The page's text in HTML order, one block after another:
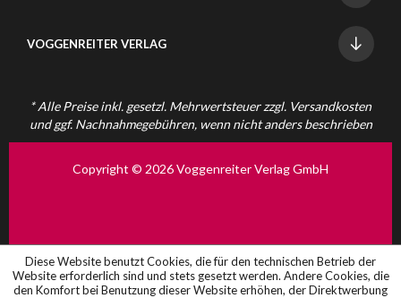
VOGGENREITER VERLAG
* Alle Preise inkl. gesetzl. Mehrwertsteuer zzgl. Versandkosten
und ggf. Nachnahmegebühren, wenn nicht anders beschrieben
Copyright © 2026 Voggenreiter Verlag GmbH
Diese Website benutzt Cookies, die für den technischen Betrieb der
Website erforderlich sind und stets gesetzt werden. Andere Cookies, die
den Komfort bei Benutzung dieser Website erhöhen, der Direktwerbung